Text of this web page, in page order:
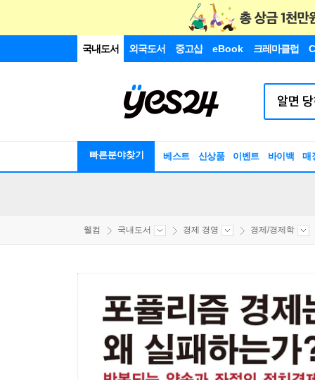
국내도서 외국도서 중고샵 eBook 크레마클럽
빠른분야찾기 베스트 신상품 이벤트 바이백 매
웰컴 국내도서 경제 경영 경제/경제학